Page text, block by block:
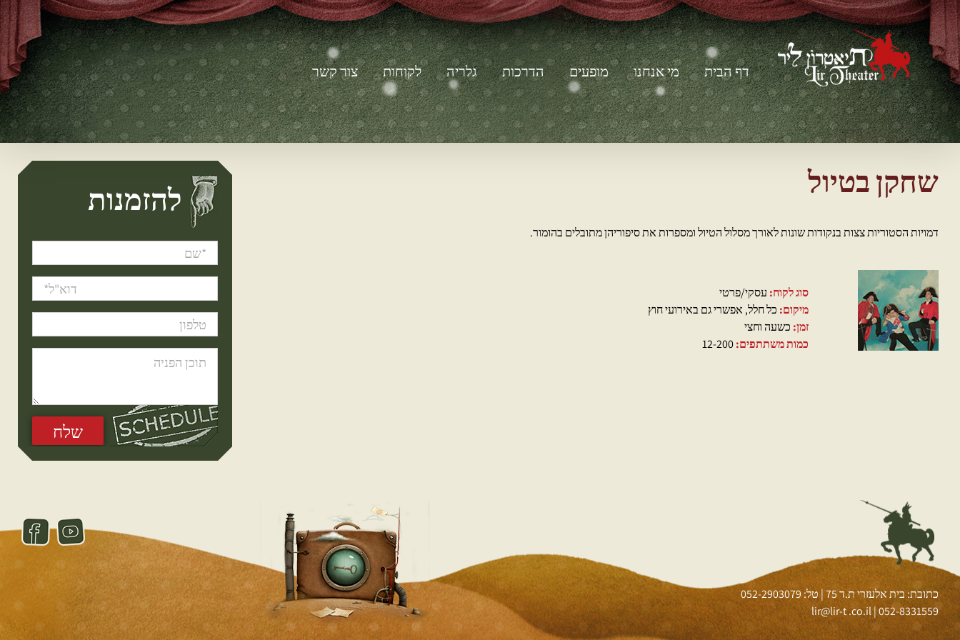
Skip
to
content
דף הבית מי אנחנו מופעים הדרכות גלריה לקוחות צור קשר
שחקן בטיול
דמויות הסטוריות צצות בנקודות שונות לאורך מסלול הטיול ומספרות את סיפוריהן מתובלים בהומור.
סוג לקוח: עסקי/פרטי
מיקום: כל חלל, אפשרי גם באירועי חוץ
זמן: כשעה וחצי
כמות משתתפים:12-200
להזמנות
כתובת: בית אלעזרי ת.ד 75 | טל: 052-2903079
052-8331559
lir@lir-t .co.il|